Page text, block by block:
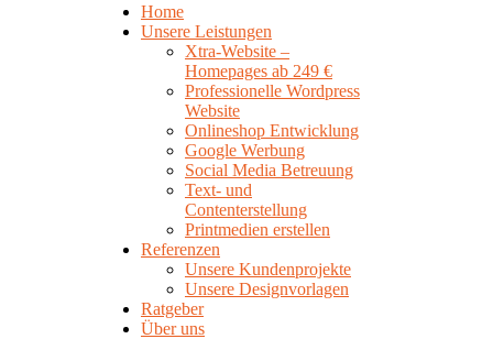
Home
Unsere Leistungen
Xtra-Website –
Homepages ab 249 €
Professionelle Wordpress
Website
Onlineshop Entwicklung
Google Werbung
Social Media Betreuung
Text- und
Contenterstellung
Printmedien erstellen
Referenzen
Unsere Kundenprojekte
Unsere Designvorlagen
Ratgeber
Über uns